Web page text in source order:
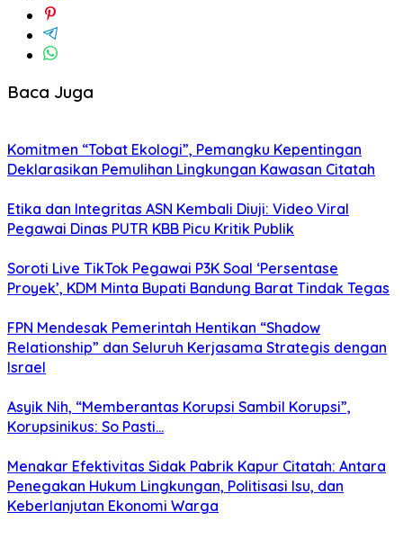
Baca Juga
Komitmen “Tobat Ekologi”, Pemangku Kepentingan
Deklarasikan Pemulihan Lingkungan Kawasan Citatah
Etika dan Integritas ASN Kembali Diuji: Video Viral
Pegawai Dinas PUTR KBB Picu Kritik Publik
Soroti Live TikTok Pegawai P3K Soal ‘Persentase
Proyek’, KDM Minta Bupati Bandung Barat Tindak Tegas
FPN Mendesak Pemerintah Hentikan “Shadow
Relationship” dan Seluruh Kerjasama Strategis dengan
Israel
Asyik Nih, “Memberantas Korupsi Sambil Korupsi”,
Korupsinikus: So Pasti…
Menakar Efektivitas Sidak Pabrik Kapur Citatah: Antara
Penegakan Hukum Lingkungan, Politisasi Isu, dan
Keberlanjutan Ekonomi Warga